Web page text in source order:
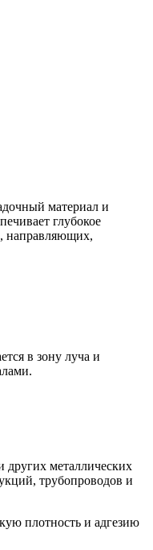
материал и
глубокое
направляющих,
в зону луча и
металлических
трубопроводов и
плотность и адгезию